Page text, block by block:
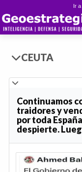
Ir
CEUTA
Continuamos
traidores y
por toda
despierte.